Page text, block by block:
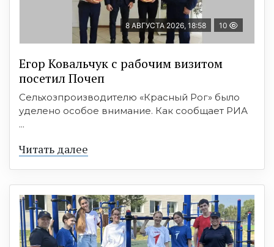
8 АВГУСТА 2026, 18:58 10
Егор Ковальчук с рабочим визитом
посетил Почеп
Сельхозпроизводителю «Красный Рог» было
уделено особое внимание. Как сообщает РИА
...
Читать далее